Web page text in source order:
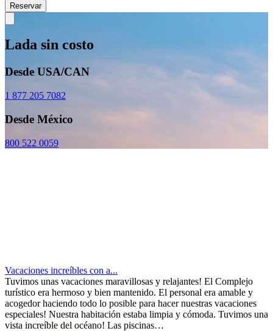
Reservar
Lada sin costo
Desde USA/CAN
1 877 205 7082
Desde México
800 522 0059
Vacaciones increíbles con a...
Tuvimos unas vacaciones maravillosas y relajantes! El Complejo
turístico era hermoso y bien mantenido. El personal era amable y
acogedor haciendo todo lo posible para hacer nuestras vacaciones
especiales! Nuestra habitación estaba limpia y cómoda. Tuvimos una
vista increíble del océano! Las piscinas…